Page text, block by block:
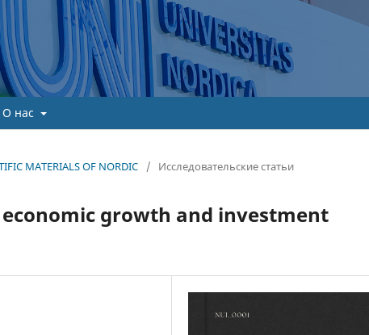
О нас
MATERIALS OF NORDIC / Исследовательские статьи
growth and investment